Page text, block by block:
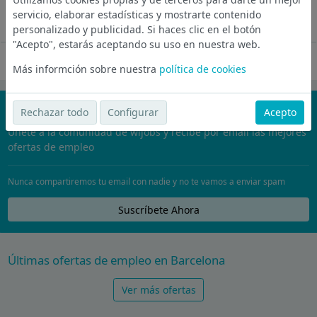
Hello how are u
¡No te pierdas nada!
Únete a la comunidad de wijobs y recibe por email las mejores
ofertas de empleo
Nunca compartiremos tu email con nadie y no te vamos a enviar spam
Suscríbete Ahora
Últimas ofertas de empleo en Barcelona
Ver más ofertas
servicio, elaborar estadísticas y mostrarte contenido
personalizado y publicidad. Si haces clic en el botón
"Acepto", estarás aceptando su uso en nuestra web.
Más informción sobre nuestra política de cookies
Rechazar todo Configurar Acepto